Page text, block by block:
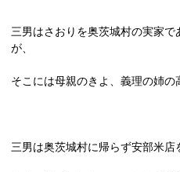
三男はさおりを奥茨城村の実家
が、
そこには母親のきよ、義理の姉の
三男は奥茨城村に帰らず安部米店